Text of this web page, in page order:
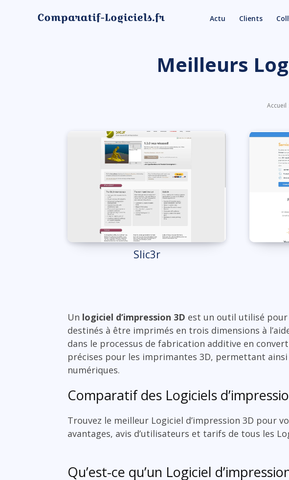
Actu Clients
Meilleurs
Accueil
Slic3r
Un logiciel d’impression 3D est un outil utilisé pour
destinés à être imprimés en trois dimensions à
dans le processus de fabrication additive en
précises pour les imprimantes 3D, permettant
numériques.
Comparatif des Logiciels
Trouvez le meilleur Logiciel d’impression 3D pour
avantages, avis d’utilisateurs et tarifs de tous les
Qu’est-ce qu’un Logiciel